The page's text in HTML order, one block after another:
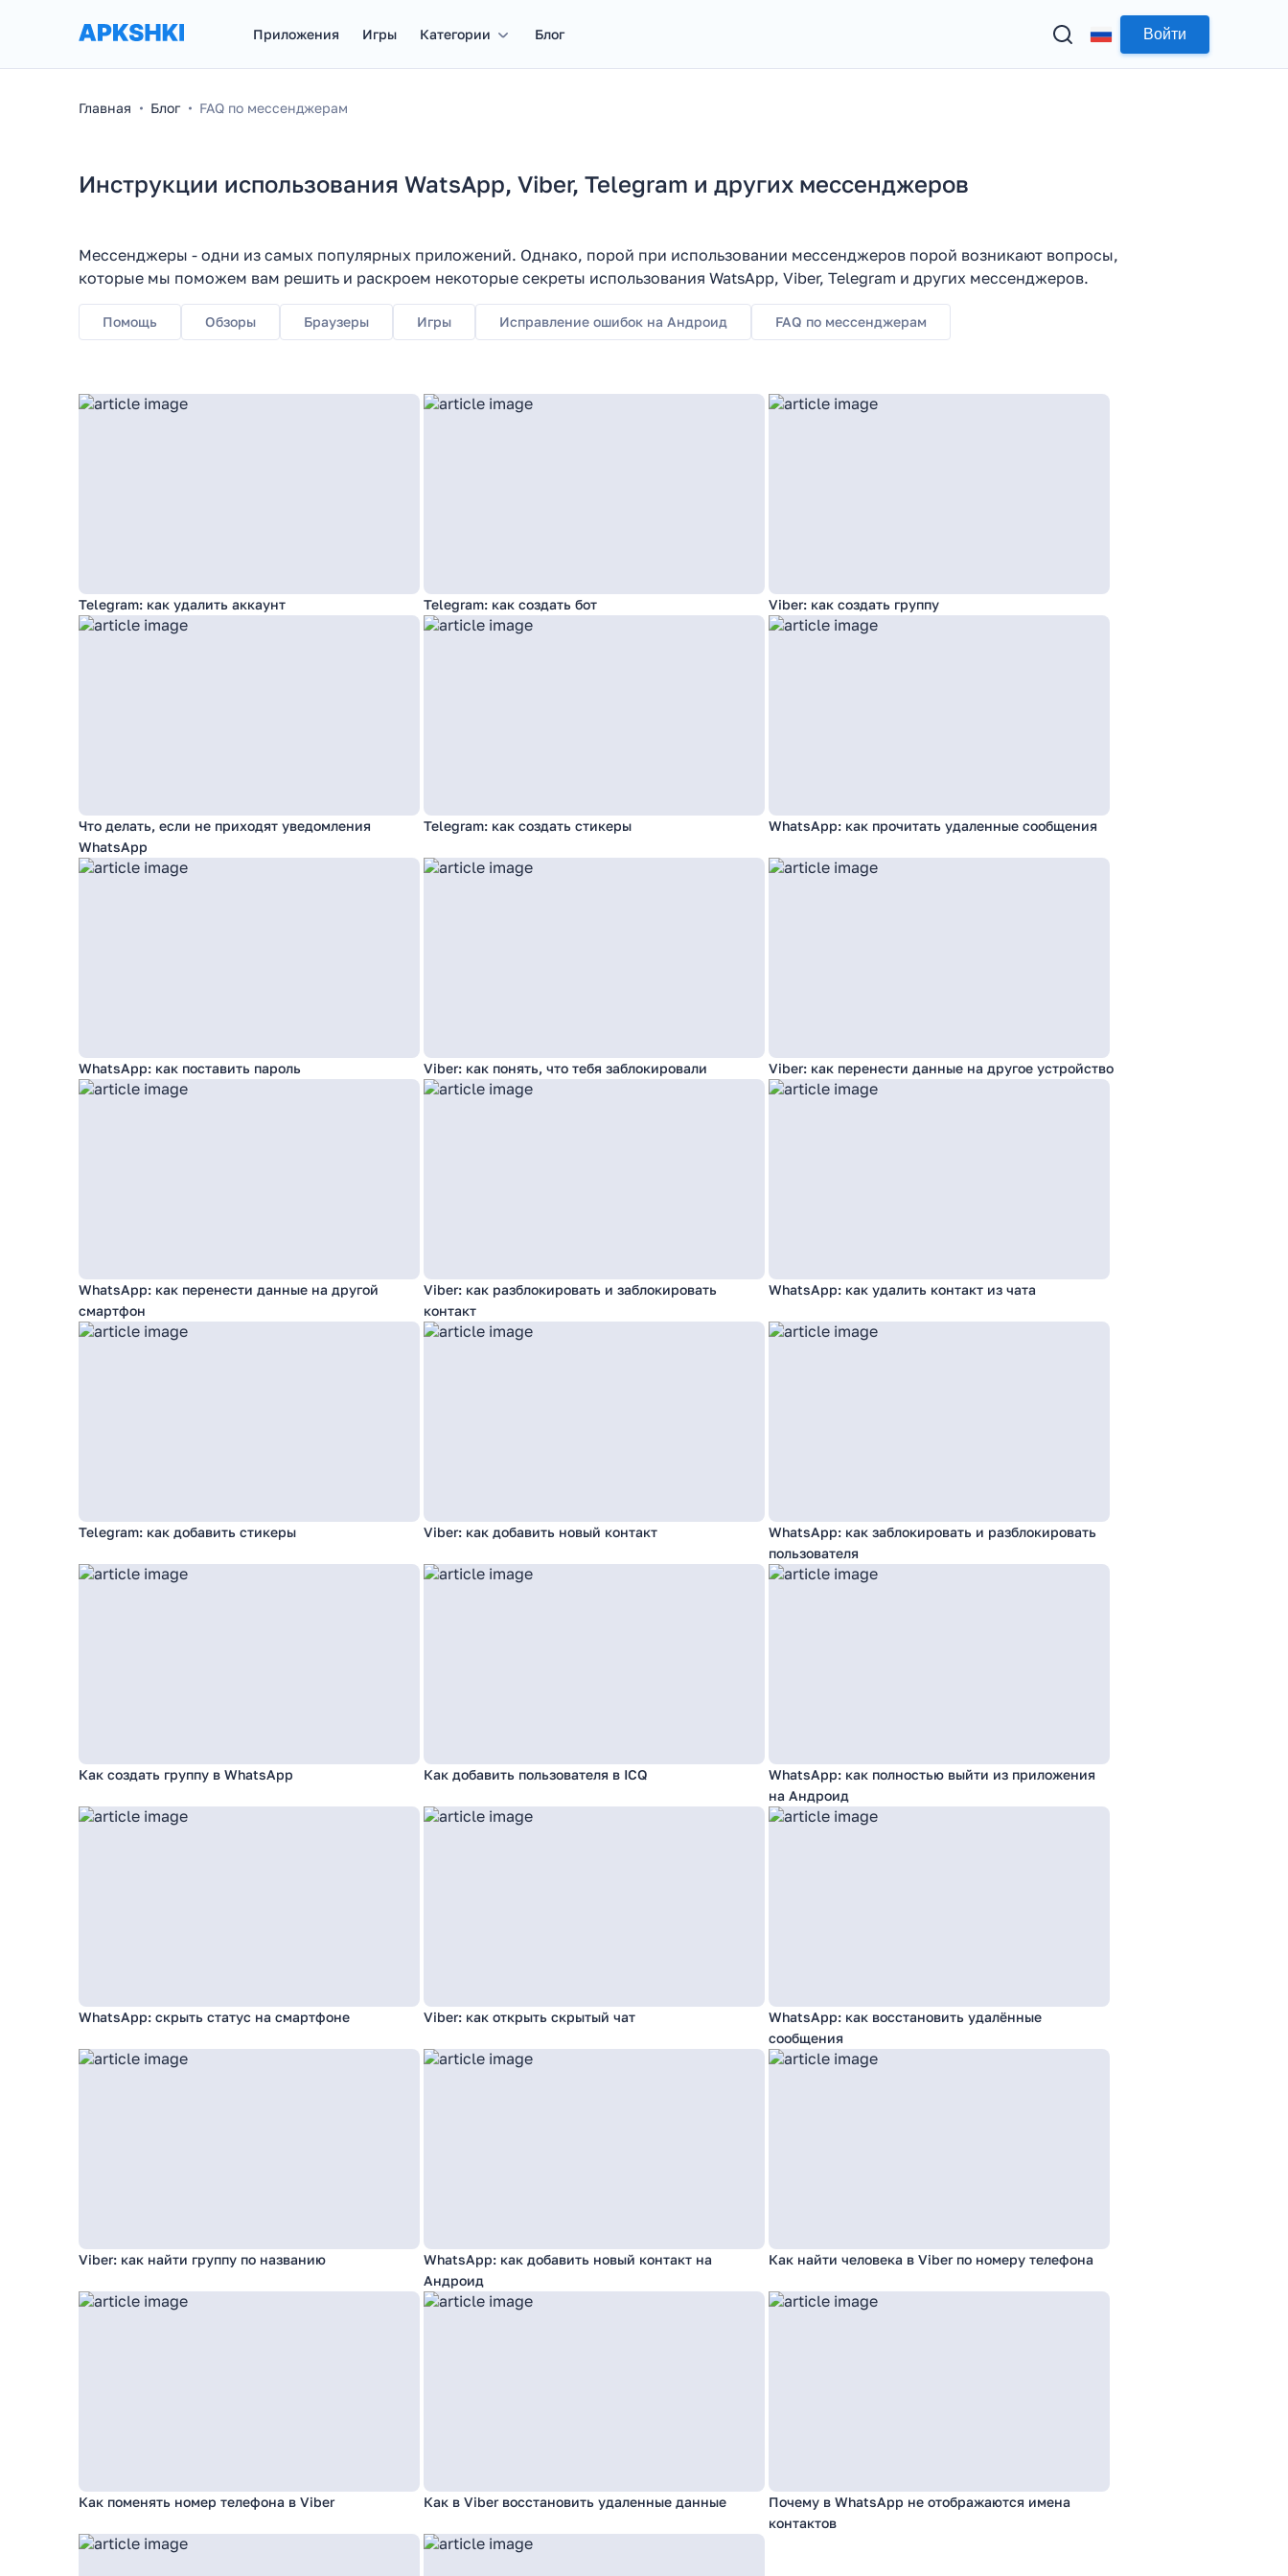
Приложения Игры Категории Блог Войти
Главная Блог FAQ по мессенджерам
Инструкции использования WatsApp, Viber, Telegram и других мессенджеров
Мессенджеры - одни из самых популярных приложений. Однако, порой при использовании мессенджеров порой возникают вопросы,
которые мы поможем вам решить и раскроем некоторые секреты использования WatsApp, Viber, Telegram и других мессенджеров.
Помощь Обзоры Браузеры Игры Исправление ошибок на Андроид FAQ по мессенджерам
Telegram: как удалить аккаунт Telegram: как создать бот Viber: как создать группу
Что делать, если не приходят уведомления
WhatsApp
Telegram: как создать стикеры WhatsApp: как прочитать удаленные сообщения
WhatsApp: как поставить пароль Viber: как понять, что тебя заблокировали Viber: как перенести данные на другое устройство
WhatsApp: как перенести данные на другой
смартфон
Viber: как разблокировать и заблокировать
контакт
WhatsApp: как удалить контакт из чата
Telegram: как добавить стикеры Viber: как добавить новый контакт
WhatsApp: как заблокировать и разблокировать
пользователя
Как создать группу в WhatsApp Как добавить пользователя в ICQ
WhatsApp: как полностью выйти из приложения
на Андроид
WhatsApp: скрыть статус на смартфоне Viber: как открыть скрытый чат
WhatsApp: как восстановить удалённые
сообщения
Viber: как найти группу по названию
WhatsApp: как добавить новый контакт на
Андроид
Как найти человека в Viber по номеру телефона
Как поменять номер телефона в Viber Как в Viber восстановить удаленные данные
Почему в WhatsApp не отображаются имена
контактов